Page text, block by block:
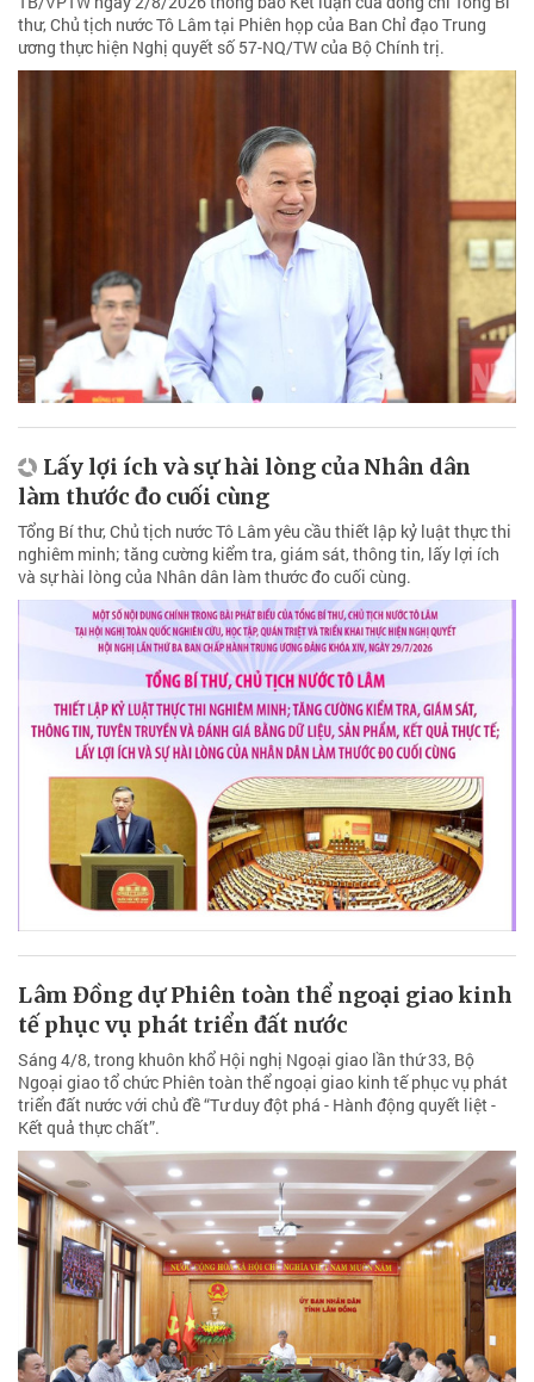
thư, Chủ tịch nước Tô Lâm tại Phiên họp của Ban Chỉ đạo Trung
ương thực hiện Nghị quyết số 57-NQ/TW của Bộ Chính trị.
Lấy lợi ích và sự hài lòng của Nhân dân
làm thước đo cuối cùng
Tổng Bí thư, Chủ tịch nước Tô Lâm yêu cầu thiết lập kỷ luật thực thi
nghiêm minh; tăng cường kiểm tra, giám sát, thông tin, lấy lợi ích
và sự hài lòng của Nhân dân làm thước đo cuối cùng.
Lâm Đồng dự Phiên toàn thể ngoại giao kinh
tế phục vụ phát triển đất nước
Sáng 4/8, trong khuôn khổ Hội nghị Ngoại giao lần thứ 33, Bộ
Ngoại giao tổ chức Phiên toàn thể ngoại giao kinh tế phục vụ phát
triển đất nước với chủ đề “Tư duy đột phá - Hành động quyết liệt -
Kết quả thực chất”.